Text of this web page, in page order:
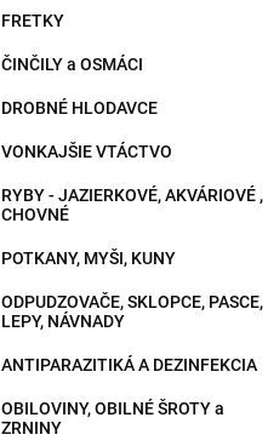
FRETKY
ČINČILY a OSMÁCI
DROBNÉ HLODAVCE
VONKAJŠIE VTÁCTVO
RYBY - JAZIERKOVÉ, AKVÁRIOVÉ ,
CHOVNÉ
POTKANY, MYŠI, KUNY
ODPUDZOVAČE, SKLOPCE, PASCE,
LEPY, NÁVNADY
ANTIPARAZITIKÁ A DEZINFEKCIA
OBILOVINY, OBILNÉ ŠROTY a
ZRNINY